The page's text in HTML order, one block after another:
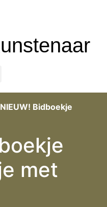
Bidboekje
met